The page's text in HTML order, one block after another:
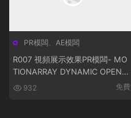
PR模闆 、 AE模闆
R007 視頻展示效果PR模闆- MO
TIONARRAY DYNAMIC OPENE
R
932 免費